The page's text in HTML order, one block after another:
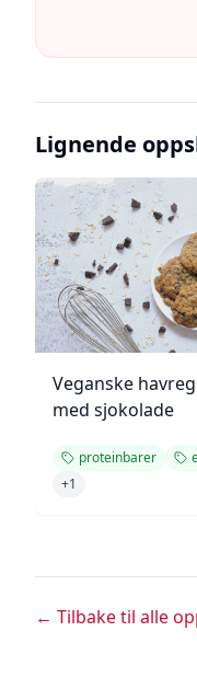
Lignende
Veganske
med sjokolade
proteinbarer
+1
← Tilbake til alle